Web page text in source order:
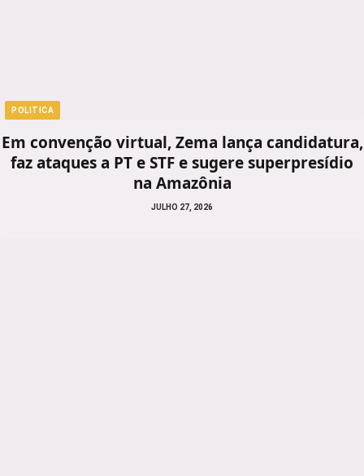
POLITICA
Em convenção virtual, Zema lança candidatura,
faz ataques a PT e STF e sugere superpresídio
na Amazônia
JULHO 27, 2026